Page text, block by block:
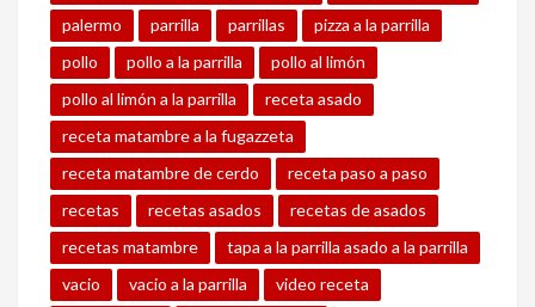
palermo
parrilla parrillas
pizza a la parrilla
pollo
pollo a la parrilla
pollo al limón
pollo al limón a la parrilla
receta asado
receta matambre a la fugazzeta
receta matambre de cerdo
receta paso a paso
recetas
recetas asados
recetas de asados
recetas matambre
tapa a la parrilla asado a la parrilla
vacio
vacio a la parrilla
video receta